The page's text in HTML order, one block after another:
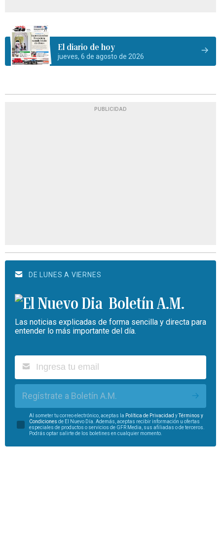
El diario de hoy
jueves, 6 de agosto de 2026
PUBLICIDAD
DE LUNES A VIERNES
Boletín A.M.
Las noticias explicadas de forma sencilla y directa para
entender lo más importante del día.
Regístrate a Boletín A.M.
Al someter tu correo electrónico, aceptas la Política de Privacidad yTérminos y
Condiciones de El Nuevo Día. Además, aceptas recibir información u ofertas
especiales de productos o servicios de GFR Media, sus afiliadas o de terceros.
Podrás optar salirte de los boletines en cualquier momento.